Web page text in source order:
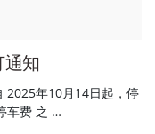
通知
2025年10月14日起，停
车费 之 …